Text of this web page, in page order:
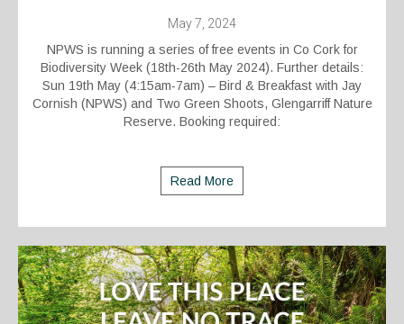
May 7, 2024
NPWS is running a series of free events in Co Cork for
Biodiversity Week (18th-26th May 2024). Further details:
Sun 19th May (4:15am-7am) – Bird & Breakfast with Jay
Cornish (NPWS) and Two Green Shoots, Glengarriff Nature
Reserve. Booking required:
Read More